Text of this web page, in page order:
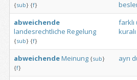
{sub} {f}
abweichende
landesrechtliche Regelung
{sub} {f}
farklı
kuralı
abweichendeMeinung {sub}
{f}
ayrı